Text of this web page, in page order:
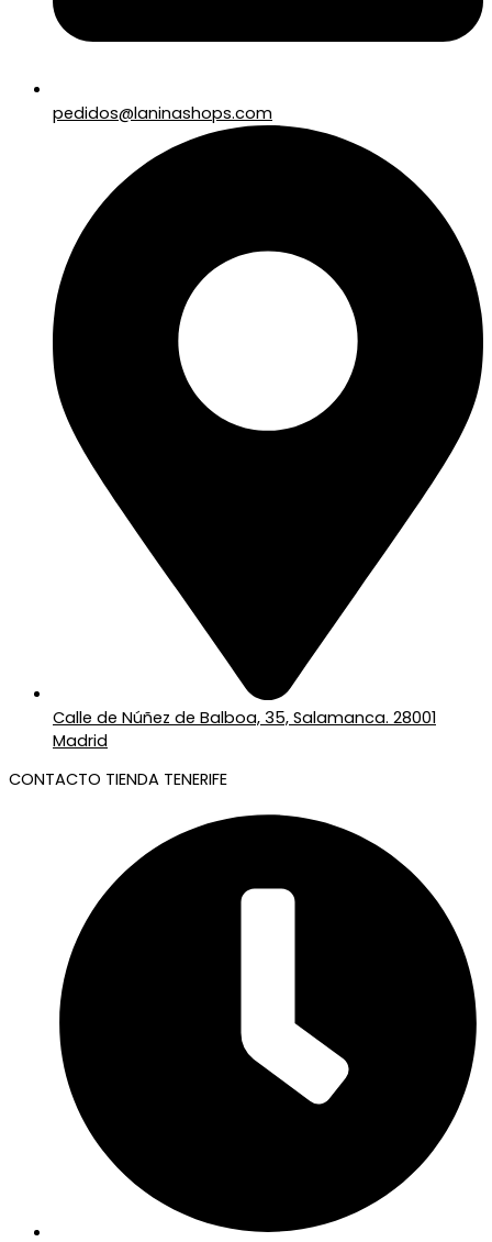
pedidos@laninashops.com
Calle de Núñez de Balboa, 35, Salamanca. 28001
Madrid
CONTACTO TIENDA TENERIFE